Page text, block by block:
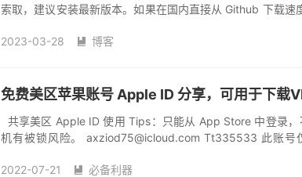
索取，建议安装最新版本。如果在国内直接从 Github 下载速
2023-03-28  博客
免费美区苹果账号 Apple ID 分享，可用于下载
共享美区 Apple ID 使用 Tips：只能从 App Store 中登录
机有被锁风险。 axziod75@icloud.com Tt335533 此账号
2022-07-21  必备利器